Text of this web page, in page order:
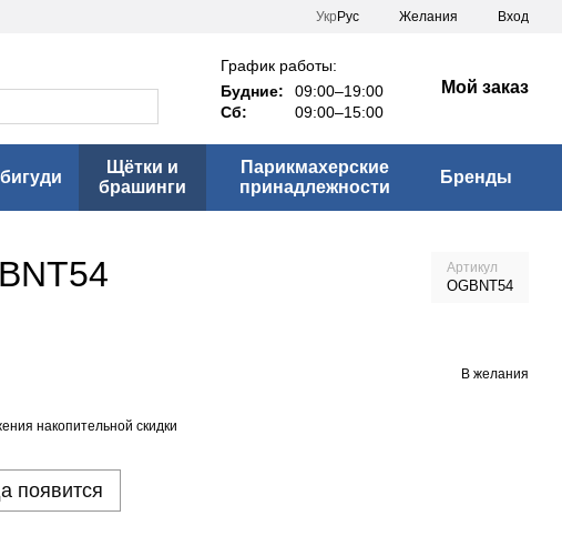
Укр Рус Желания Вход
График работы:
Будние:
09:00–19:00
Сб:
09:00–15:00
Мой заказ
Щётки и
брашинги
Парикмахерские
принадлежности
Бренды
Артикул
OGBNT54
В желания
накопительной скидки
появится